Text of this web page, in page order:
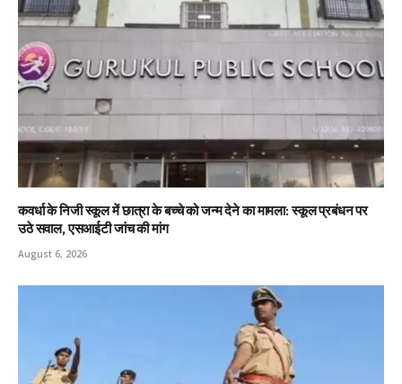
कवर्धा के निजी स्कूल में छात्रा के बच्चे को जन्म देने का मामला: स्कूल प्रबंधन पर
उठे सवाल, एसआईटी जांच की मांग
August 6, 2026